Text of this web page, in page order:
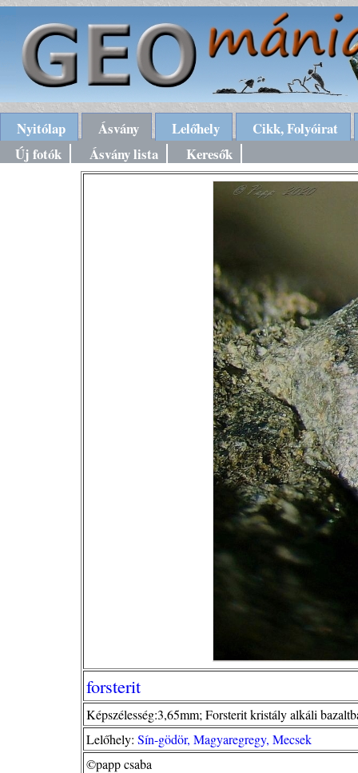
Nyitólap Ásvány Lelőhely
Cikk, Folyóirat
Új fotók
Ásvány lista Keresők
forsterit
Képszélesség:3,65mm; Forsterit kristály alkáli
Lelőhely: Sín-gödör, Magyaregregy, Mecsek
©papp csaba